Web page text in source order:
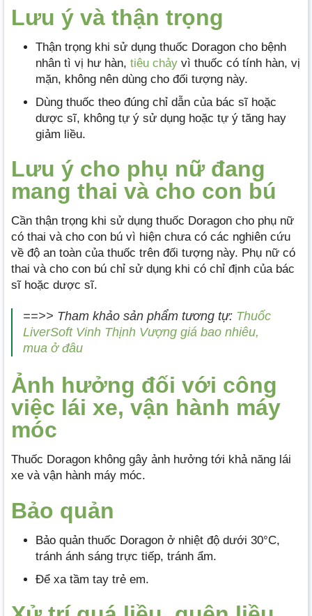
Lưu ý và thận trọng
Thận trọng khi sử dụng thuốc Doragon cho bệnh
nhân tì vị hư hàn, tiêu chảy vì thuốc có tính hàn, vị
mặn, không nên dùng cho đối tượng này.
Dùng thuốc theo đúng chỉ dẫn của bác sĩ hoặc
dược sĩ, không tự ý sử dụng hoặc tự ý tăng hay
giảm liều.
Lưu ý cho phụ nữ đang
mang thai và cho con bú
Cần thận trọng khi sử dụng thuốc Doragon cho phụ nữ
có thai và cho con bú vì hiện chưa có các nghiên cứu
về độ an toàn của thuốc trên đối tượng này. Phụ nữ có
thai và cho con bú chỉ sử dụng khi có chỉ định của bác
sĩ hoặc dược sĩ.
==>> Tham khảo sản phẩm tương tự: Thuốc
LiverSoft Vinh Thịnh Vượng giá bao nhiêu,
mua ở đâu
Ảnh hưởng đối với công
việc lái xe, vận hành máy
móc
Thuốc Doragon không gây ảnh hưởng tới khả năng lái
xe và vận hành máy móc.
Bảo quản
Bảo quản thuốc Doragon ở nhiệt độ dưới 30°C,
tránh ánh sáng trực tiếp, tránh ẩm.
Để xa tầm tay trẻ em.